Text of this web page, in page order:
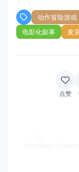
动作冒险游戏
电影化叙事
麦
点赞